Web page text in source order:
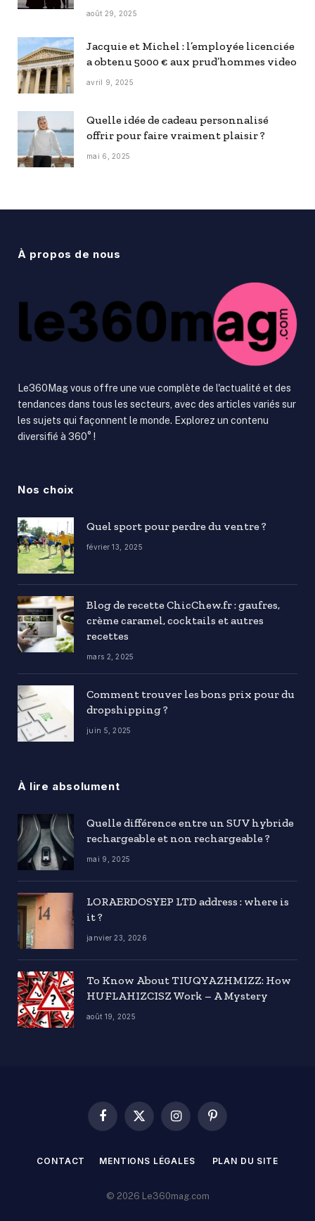
août 29, 2025
Jacquie et Michel : l’employée licenciée
a obtenu 5000 € aux prud’hommes video
avril 9, 2025
Quelle idée de cadeau personnalisé
offrir pour faire vraiment plaisir ?
mai 6, 2025
À propos de nous
Le360Mag vous offre une vue complète de l'actualité et des
tendances dans tous les secteurs, avec des articles variés sur
les sujets qui façonnent le monde. Explorez un contenu
diversifié à 360° !
Nos choix
Quel sport pour perdre du ventre ?
février 13, 2025
Blog de recette ChicChew.fr : gaufres,
crème caramel, cocktails et autres
recettes
mars 2, 2025
Comment trouver les bons prix pour du
dropshipping ?
juin 5, 2025
À lire absolument
Quelle différence entre un SUV hybride
rechargeable et non rechargeable ?
mai 9, 2025
LORAERDOSYEP LTD address : where is
it ?
janvier 23, 2026
To Know About TIUQYAZHMIZZ: How
HUFLAHIZCISZ Work – A Mystery
août 19, 2025
Facebook
X
InstagramPinterest
CONTACT MENTIONS LÉGALES PLAN DU SITE
© 2026 Le360mag.com